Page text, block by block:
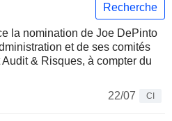
Recherche
la nomination de Joe DePinto
et de ses comités
& Risques, à compter du
22/07
CI